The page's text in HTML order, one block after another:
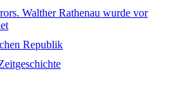
Walther Rathenau wurde vor
Republik